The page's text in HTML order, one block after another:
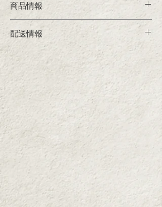
りとしたドリンクをお楽しみいただけます。
毎日スプーン一杯。発酵生活をはじめてみま
商品情報
完熟トマト酢(1瓶)
■内容量
300ml
■原材料
トマト(国産)
直射日光を避けて保存
配送情報
・クレジットカード決済／銀行振込／コンビ
ニ決済（※コンビニ決済は220円の手数料が
かかります）
スマホ決済（PayPayのみ）
■配送料
関東・南東北・信越・北陸・中部750円、北
海道・九州・沖縄1220円、北東北・関西860
円、中国・四国980円
■​商品引き渡し時期
お支払い確認後5日以内に発送
■返品・交換